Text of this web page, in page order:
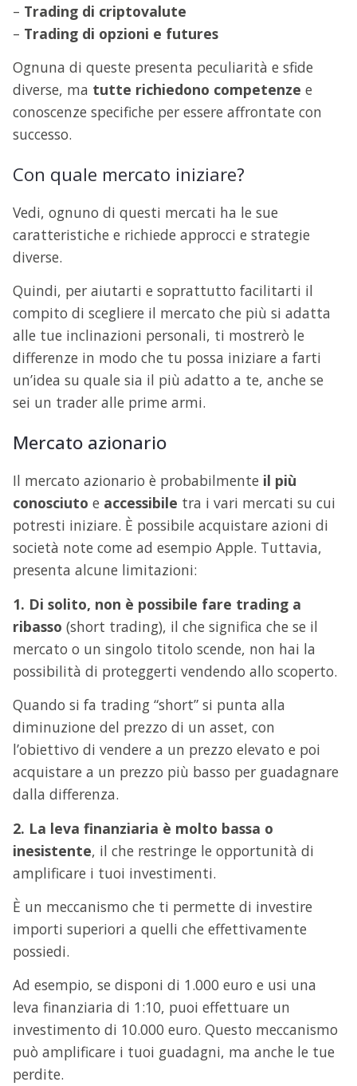
– Trading di criptovalute
– Trading di opzioni e futures
Ognuna di queste presenta peculiarità e sfide
diverse, ma tutte richiedono competenze e
conoscenze specifiche per essere affrontate con
successo.
Con quale mercato iniziare?
Vedi, ognuno di questi mercati ha le sue
caratteristiche e richiede approcci e strategie
diverse.
Quindi, per aiutarti e soprattutto facilitarti il
compito di scegliere il mercato che più si adatta
alle tue inclinazioni personali, ti mostrerò le
differenze in modo che tu possa iniziare a farti
un’idea su quale sia il più adatto a te, anche se
sei un trader alle prime armi.
Mercato azionario
Il mercato azionario è probabilmente il più
conosciuto e accessibile tra i vari mercati su cui
potresti iniziare. È possibile acquistare azioni di
società note come ad esempio Apple. Tuttavia,
presenta alcune limitazioni:
1. Di solito, non è possibile fare trading a
ribasso (short trading), il che significa che se il
mercato o un singolo titolo scende, non hai la
possibilità di proteggerti vendendo allo scoperto.
Quando si fa trading “short” si punta alla
diminuzione del prezzo di un asset, con
l’obiettivo di vendere a un prezzo elevato e poi
acquistare a un prezzo più basso per guadagnare
dalla differenza.
2. La leva finanziaria è molto bassa o
inesistente, il che restringe le opportunità di
amplificare i tuoi investimenti.
È un meccanismo che ti permette di investire
importi superiori a quelli che effettivamente
possiedi.
Ad esempio, se disponi di 1.000 euro e usi una
leva finanziaria di 1:10, puoi effettuare un
investimento di 10.000 euro. Questo meccanismo
può amplificare i tuoi guadagni, ma anche le tue
perdite.